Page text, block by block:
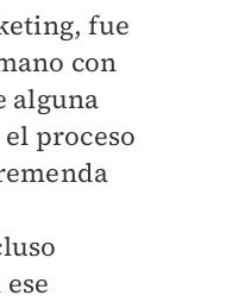
fue
con
alguna
proceso